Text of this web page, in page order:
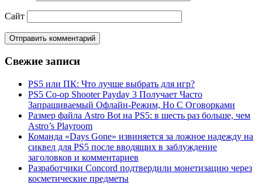
Сайт
Свежие записи
PS5 или ПК: Что лучше выбрать для игр?
PS5 Co-op Shooter Payday 3 Получает Часто
Запрашиваемый Офлайн-Режим, Но С Оговорками
Размер файла Astro Bot на PS5: в шесть раз больше, чем
Astro’s Playroom
Команда «Days Gone» извиняется за ложное надежду на
сиквел для PS5 после вводящих в заблуждение
заголовков и комментариев
Разработчики Concord подтвердили монетизацию через
косметические предметы